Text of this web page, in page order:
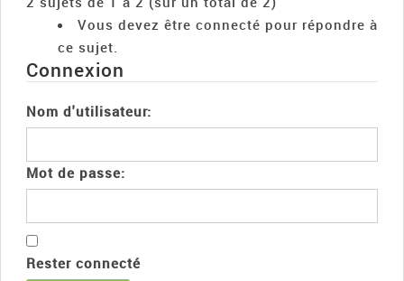
Vous devez être connecté pour répondre à
ce sujet.
Connexion
Nom d'utilisateur:
Mot de passe:
Rester connecté